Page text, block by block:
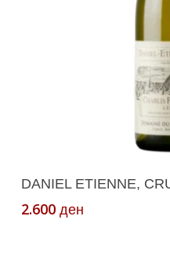
Додади
DANIEL ETIENNE,
2.600 ден